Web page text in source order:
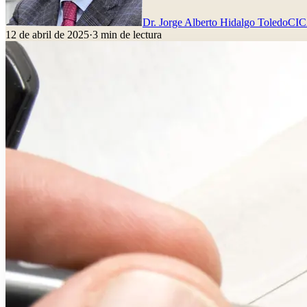
Dr. Jorge Alberto Hidalgo Toledo
12 de abril de 2025·3 min de lectura